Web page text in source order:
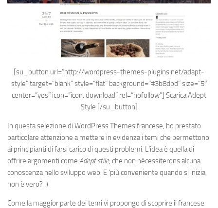
[su_button url=”http://wordpress-themes-plugins.net/adapt-
style” target=”blank” style=”flat” background=”#3b8dbd” size=”5″
center=”yes” icon=”icon: download” rel=”nofollow”] Scarica Adept
Style [/su_button]
In questa selezione di WordPress Themes francese, ho prestato
particolare attenzione a mettere in evidenza i temi che permettono
ai principianti di farsi carico di questi problemi. L’idea è quella di
offrire argomenti come Adept stile, che non nécessiterons alcuna
conoscenza nello sviluppo web. E ‘più conveniente quando si inizia,
non è vero? ;)
Come la maggior parte dei temi vi propongo di scoprire il francese